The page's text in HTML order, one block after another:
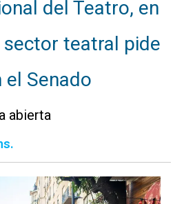
del Teatro, en
sector teatral pide
el Senado
abierta